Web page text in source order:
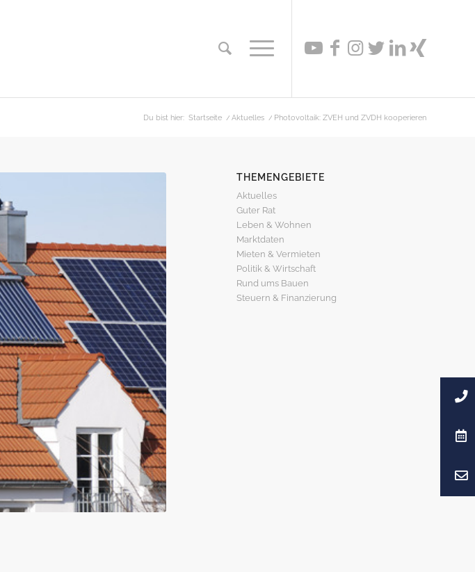
Du bist hier: Startseite / Aktuelles / Photovoltaik: ZVEH und ZVDH kooperieren
THEMENGEBIETE
Aktuelles
Guter Rat
Leben & Wohnen
Marktdaten
Mieten & Vermieten
Politik & Wirtschaft
Rund ums Bauen
Steuern & Finanzierung